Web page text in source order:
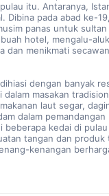
itu. Antaranya,
Dibina pada abad ke-
panas untuk
hotel, mengalu-
dan menikmati
masakan
laut segar,
dalam
beberapa kedai di
tangan dan
kenangan